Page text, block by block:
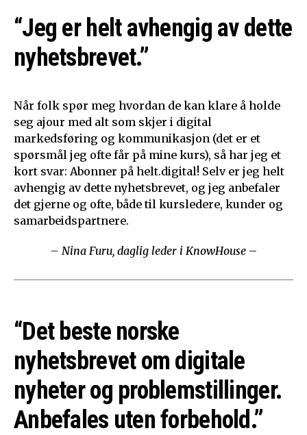
“Jeg er helt avhengig av dette
nyhetsbrevet.”
Når folk spør meg hvordan de kan klare å holde
seg ajour med alt som skjer i digital
markedsføring og kommunikasjon (det er et
spørsmål jeg ofte får på mine kurs), så har jeg et
kort svar: Abonner på helt.digital! Selv er jeg helt
avhengig av dette nyhetsbrevet, og jeg anbefaler
det gjerne og ofte, både til kursledere, kunder og
samarbeidspartnere.
– Nina Furu, daglig leder i KnowHouse –
“Det beste norske
nyhetsbrevet om digitale
nyheter og problemstillinger.
Anbefales uten forbehold.”